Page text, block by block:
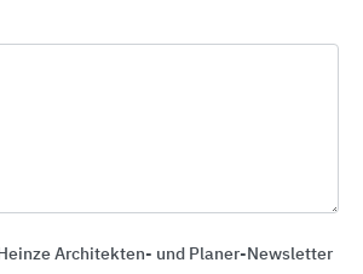
Architekten- und Planer-Newsletter